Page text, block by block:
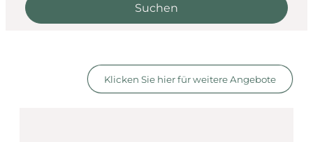
Suchen
AlpenParks Hagan
Klicken Sie hier für weitere Angebote